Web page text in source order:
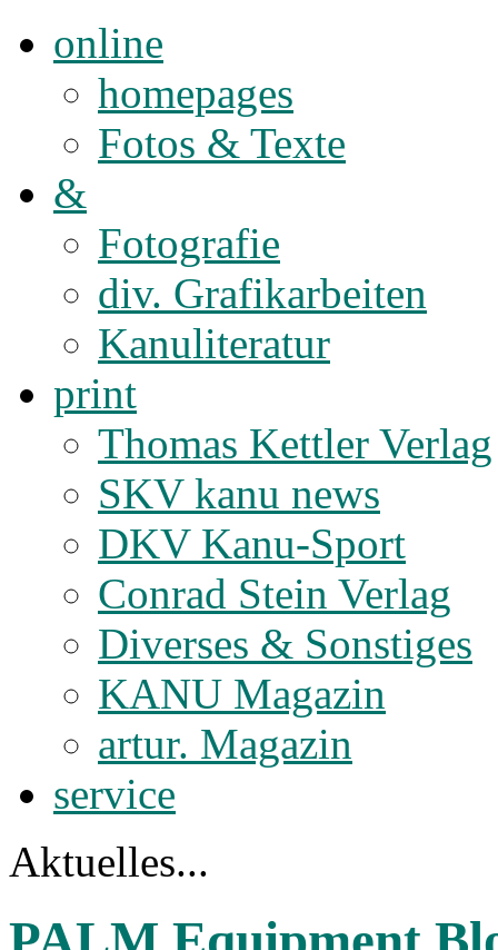
online
homepages
Fotos & Texte
&
Fotografie
div. Grafikarbeiten
Kanuliteratur
print
Thomas Kettler Verlag
SKV kanu news
DKV Kanu-Sport
Conrad Stein Verlag
Diverses & Sonstiges
KANU Magazin
artur. Magazin
service
Aktuelles...